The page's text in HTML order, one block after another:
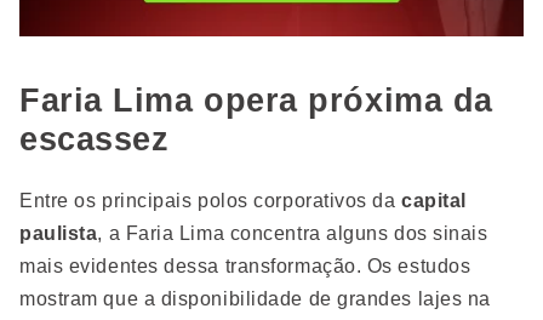
Faria Lima opera próxima da
escassez
Entre os principais polos corporativos dacapital
paulista, a Faria Lima concentra alguns dos sinais
mais evidentes dessa transformação. Os estudos
mostram que a disponibilidade de grandes lajes na